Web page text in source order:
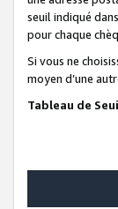
seuil indiqué
pour chaque
Si vous ne
moyen d’une
Tableau de